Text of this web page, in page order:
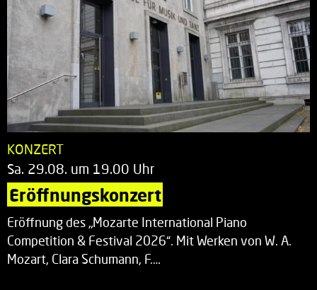
KONZERT
Sa. 29.08. um 19.00 Uhr
Eröffnungskonzert
Eröffnung des „Mozarte International Piano
Competition & Festival 2026“. Mit Werken von W. A.
Mozart, Clara Schumann, F.…